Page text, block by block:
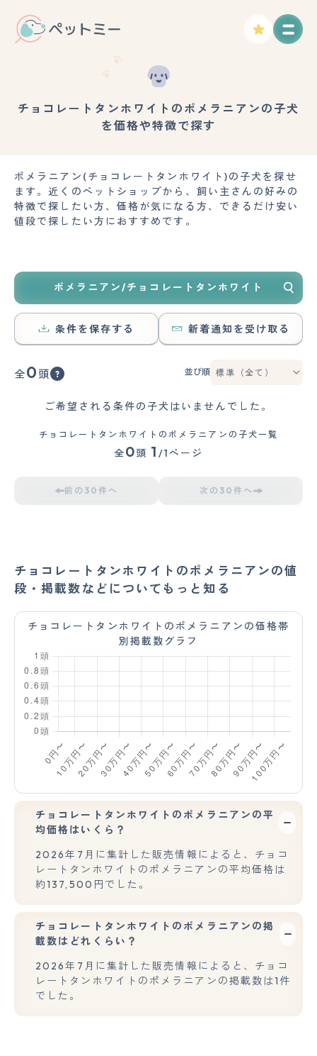
チョコレートタンホワイトのポメラニアンの子犬
を価格や特徴で探す
ポメラニアン(チョコレートタンホワイト)の子犬を探せ
ます。近くのペットショップから、飼い主さんの好みの
特徴で探したい方、価格が気になる方、できるだけ安い
値段で探したい方におすすめです。
ポメラニアン/チョコレートタンホワイト
条件を保存する 新着通知を受け取る
全0 頭 並び順
ご希望される条件の子犬はいませんでした。
チョコレートタンホワイトのポメラニアンの子犬一覧
全0頭 1 /1ページ
前の30件へ 次の30件へ
チョコレートタンホワイトのポメラニアンの値
段・掲載数などについてもっと知る
チョコレートタンホワイトのポメラニアンの価格帯
別掲載数グラフ
チョコレートタンホワイトのポメラニアンの平
均価格はいくら？
2026年7月に集計した販売情報によると、チョコ
レートタンホワイトのポメラニアンの平均価格は
約137,500円でした。
チョコレートタンホワイトのポメラニアンの掲
載数はどれくらい？
2026年7月に集計した販売情報によると、チョコ
レートタンホワイトのポメラニアンの掲載数は1件
でした。